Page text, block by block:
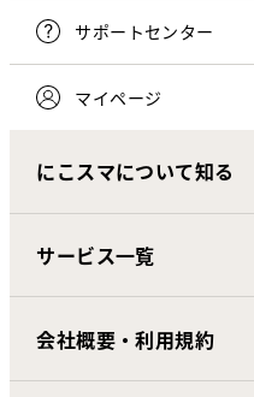
サポートセンター
マイページ
にこスマについて知る
サービス一覧
会社概要・利用規約